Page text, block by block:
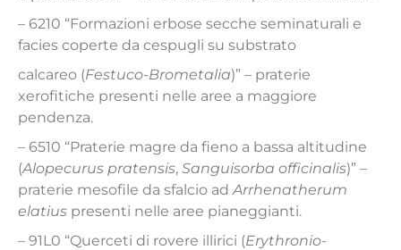
– 6210 “Formazioni erbose secche seminaturali e
facies coperte da cespugli su substrato
calcareo (Festuco-Brometalia)” – praterie
xerofitiche presenti nelle aree a maggiore
pendenza.
– 6510 “Praterie magre da fieno a bassa altitudine
(Alopecurus pratensis, Sanguisorba officinalis)” –
praterie mesofile da sfalcio adArrhenatherum
elatius presenti nelle aree pianeggianti.
– 91L0 “Querceti di rovere illirici (Erythronio-